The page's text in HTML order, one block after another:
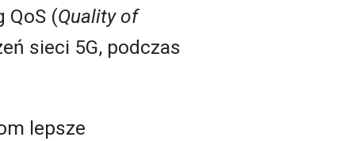
QoS (Quality of
sieci 5G, podczas
lepsze